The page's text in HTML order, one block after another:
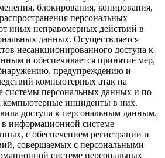
блокирования, копирования,
персональных
иных неправомерных действий в
данных. Осуществляется
несанкционированного доступа к
и обеспечивается принятие мер,
предупреждению и
компьютерных атак на
персональных данных и по
компьютерные инциденты в них.
доступа к персональным данным,
информационной системе
с обеспечением регистрации и
совершаемых с персональными
системе персональных